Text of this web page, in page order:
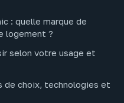
: quelle marque de
logement ?
selon votre usage et
de choix, technologies et